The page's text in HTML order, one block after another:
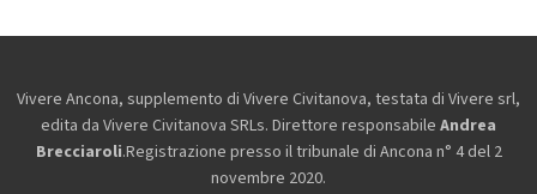
Vivere Ancona, supplemento di Vivere Civitanova, testata di Vivere srl,
edita da Vivere Civitanova SRLs. Direttore responsabile Andrea
Brecciaroli.Registrazione presso il tribunale di Ancona n° 4 del 2
novembre 2020.